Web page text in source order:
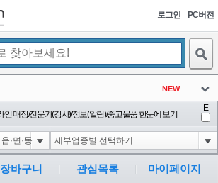
로그인 PC버전
NEW
아이콘
아이콘
아이콘
3
인 매장/전문가(강사)/정보(알림)/중고물품 한눈에 보기
E
장바구니 관심목록 마이페이지